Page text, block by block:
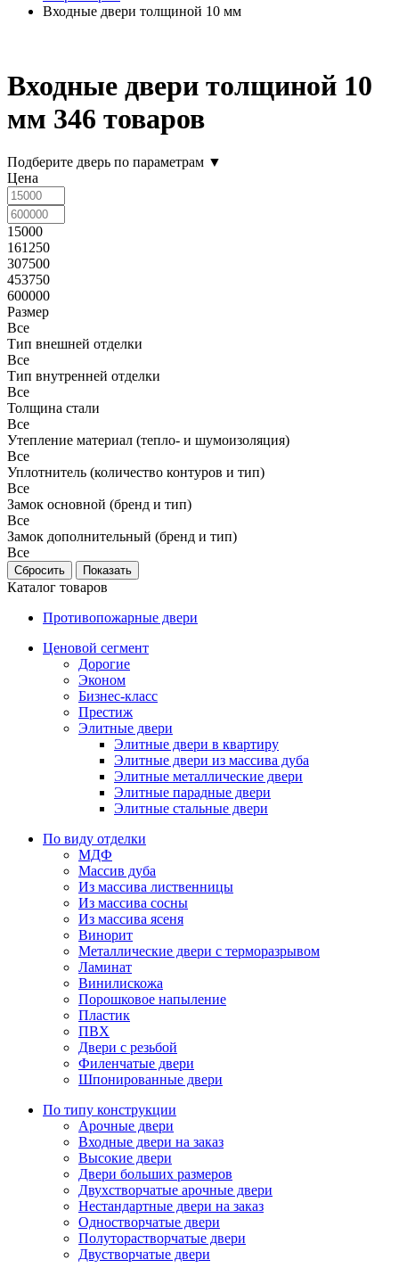
Входные двери толщиной 10 мм
Входные двери толщиной 10
мм 346 товаров
Подберите дверь по параметрам ▼
Цена
15000
161250
307500
453750
600000
Размер
Все
Тип внешней отделки
Все
Тип внутренней отделки
Все
Толщина стали
Все
Утепление материал (тепло- и шумоизоляция)
Все
Уплотнитель (количество контуров и тип)
Все
Замок основной (бренд и тип)
Все
Замок дополнительный (бренд и тип)
Все
Каталог товаров
Противопожарные двери
Ценовой сегмент
Дорогие
Эконом
Бизнес-класс
Престиж
Элитные двери
Элитные двери в квартиру
Элитные двери из массива дуба
Элитные металлические двери
Элитные парадные двери
Элитные стальные двери
По виду отделки
МДФ
Массив дуба
Из массива лиственницы
Из массива сосны
Из массива ясеня
Винорит
Металлические двери с терморазрывом
Ламинат
Винилискожа
Порошковое напыление
Пластик
ПВХ
Двери с резьбой
Филенчатые двери
Шпонированные двери
По типу конструкции
Арочные двери
Входные двери на заказ
Высокие двери
Двери больших размеров
Двухстворчатые арочные двери
Нестандартные двери на заказ
Одностворчатые двери
Полуторастворчатые двери
Двустворчатые двери